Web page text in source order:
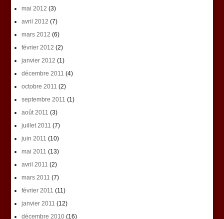
mai 2012 (3)
avril 2012 (7)
mars 2012 (6)
février 2012 (2)
janvier 2012 (1)
décembre 2011 (4)
octobre 2011 (2)
septembre 2011 (1)
août 2011 (3)
juillet 2011 (7)
juin 2011 (10)
mai 2011 (13)
avril 2011 (2)
mars 2011 (7)
février 2011 (11)
janvier 2011 (12)
décembre 2010(16)